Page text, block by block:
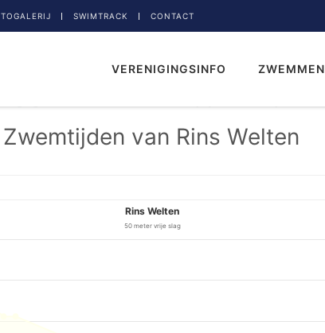
SWIMTRACK CONTACT
VERENIGINGSINFO ZWEMMEN
Zwemtijden van Rins Welten
Rins Welten
50 meter vrije slag